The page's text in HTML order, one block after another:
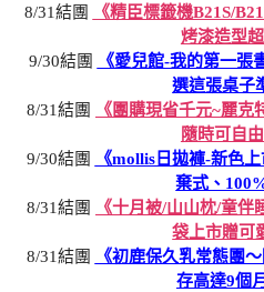
8/31結團
《精臣標籤機B21S/
烤漆造型
9/30結團
《愛兒館-我的第一張
選這張桌子
8/31結團
《團購現省千元~麗
隨時可自
9/30結團
《mollis日拋褲-新色
棄式、
8/31結團
《十月被/山山枕/童
袋上市贈可
8/31結團
《初鹿保久乳常態團
存高達9個